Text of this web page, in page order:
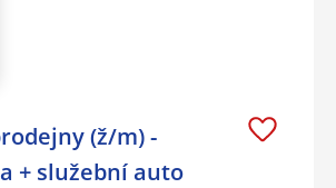
(ž/m) -
+ služební auto